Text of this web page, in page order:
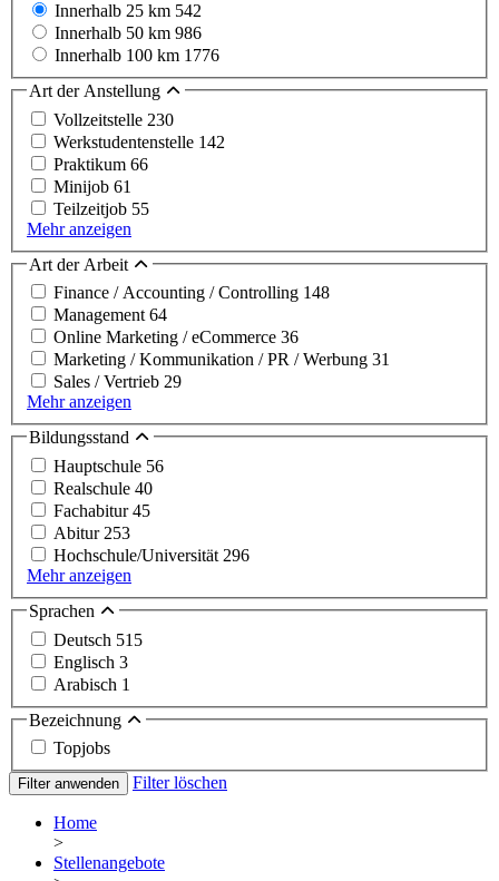
Innerhalb 25 km 542
Innerhalb 50 km 986
Innerhalb 100 km 1776
Art der Anstellung
Vollzeitstelle 230
Werkstudentenstelle 142
Praktikum 66
Minijob 61
Teilzeitjob 55
Mehr anzeigen
Art der Arbeit
Finance / Accounting / Controlling 148
Management64
Online Marketing / eCommerce 36
Marketing / Kommunikation / PR / Werbung 31
Sales / Vertrieb 29
Mehr anzeigen
Bildungsstand
Hauptschule 56
Realschule 40
Fachabitur45
Abitur 253
Hochschule/Universität 296
Mehr anzeigen
Sprachen
Deutsch 515
Englisch 3
Arabisch 1
Bezeichnung
Topjobs
Filter anwenden Filter löschen
Home
>
Stellenangebote